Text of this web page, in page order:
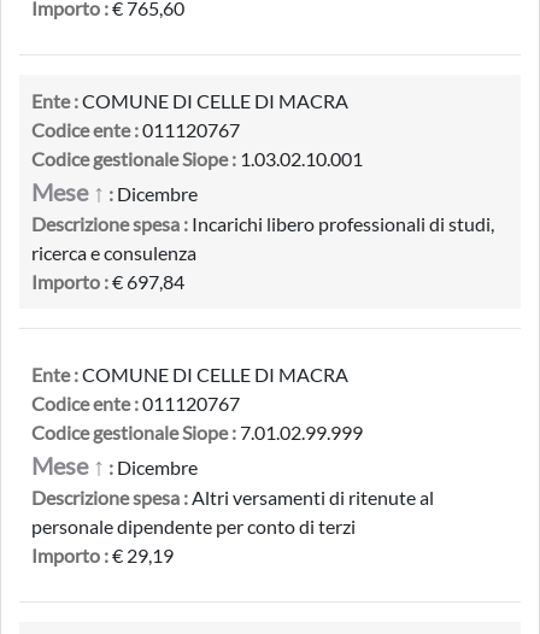
Importo :€ 765,60
Ente :COMUNE DI CELLE DI MACRA
Codice ente :011120767
Codice gestionale Siope : 1.03.02.10.001
Mese ↑ : Dicembre
Descrizione spesa : Incarichi libero professionali di studi,
ricerca e consulenza
Importo :€ 697,84
Ente :COMUNE DI CELLE DI MACRA
Codice ente :011120767
Codice gestionale Siope :7.01.02.99.999
Mese ↑ : Dicembre
Descrizione spesa :Altri versamenti di ritenute al
personale dipendente per conto di terzi
Importo :€ 29,19